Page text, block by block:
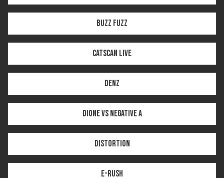
Buzz Fuzz
Catscan LIVE
Denz
Dione vs Negative A
Distortion
E-Rush